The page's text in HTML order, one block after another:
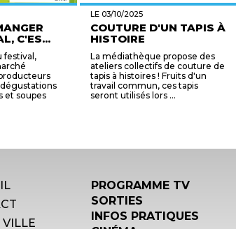
C'ES...
festival,
et soupes
LE 03/10/2025
COUTURE D'UN TAPIS À
HISTOIRE
La médiathèque propose des
ateliers collectifs de couture de
tapis à histoires ! Fruits d'un
travail commun, ces tapis
seront utilisés lors ...
PROGRAMME TV
SORTIES
INFOS PRATIQUES